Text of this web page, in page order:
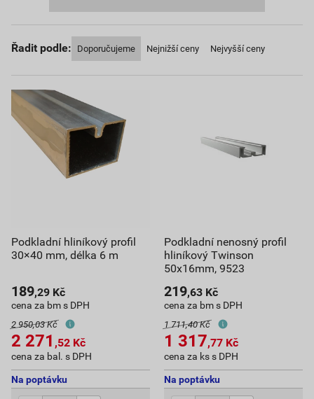
Řadit podle: Doporučujeme Nejnižší ceny Nejvyšší ceny
Podkladní hliníkový profil
30×40 mm, délka 6 m
189,29 Kč
cena za bm s DPH
2 950,03 Kč
2 271 ,52 Kč
cena za bal. s DPH
Na poptávku
Podkladní nenosný profil
hliníkový Twinson
50x16mm, 9523
219,63 Kč
cena za bm s DPH
1 711,40 Kč
1 317,77 Kč
cena za ks s DPH
Na poptávku